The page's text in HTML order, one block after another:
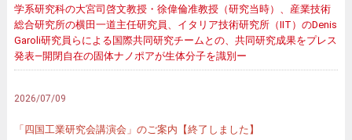
学系研究科の大宮司啓文教授・徐偉倫准教授（研究当時）、産業技術
総合研究所の横田一道主任研究員、イタリア技術研究所（IIT）のDenis
Garoli研究員らによる国際共同研究チームとの、共同研究成果をプレス
発表―開閉自在の固体ナノポアが生体分子を識別ー
2026/07/09
「四国工業研究会講演会」のご案内【終了しました】